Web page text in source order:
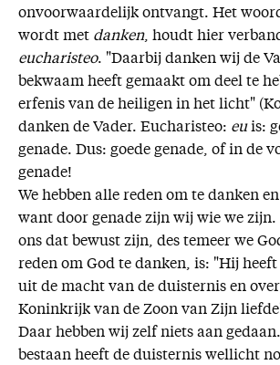
onvoorwaardelijk ontvangt. Het
wordt met danken, houdt hier
eucharisteo. "Daarbij danken wij de
bekwaam heeft gemaakt om deel te
erfenis van de heiligen in het licht"
danken de Vader. Eucharisteo: euis:
genade. Dus: goede genade, of in de
genade!
We hebben alle reden om te danken
want door genade zijn wij wie we zijn.
ons dat bewust zijn, des temeer we
reden om God te danken, is: "Hij
uit de macht van de duisternis en
Koninkrijk van de Zoon van Zijn
Daar hebben wij zelf niets aan
bestaan heeft de duisternis wellicht